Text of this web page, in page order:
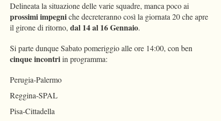
Delineata la situazione delle varie squadre, manca poco ai
prossimi impegniche decreteranno così la giornata 20 che apre
il girone di ritorno, dal 14 al 16 Gennaio.
Si parte dunque Sabato pomeriggio alle ore 14:00, con ben
cinque incontriin programma:
Perugia-Palermo
Reggina-SPAL
Pisa-Cittadella